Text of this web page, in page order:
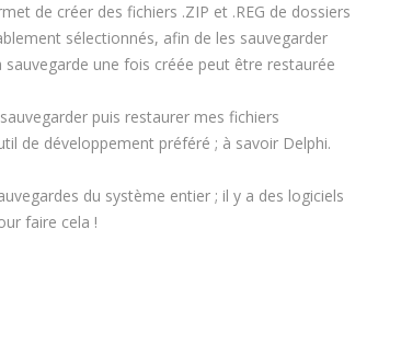
de créer des fichiers .ZIP et .REG de dossiers
sélectionnés, afin de les sauvegarder
sauvegarde une fois créée peut être restaurée
puis restaurer mes fichiers
de développement préféré ; à savoir Delphi.
du système entier ; il y a des logiciels
faire cela !